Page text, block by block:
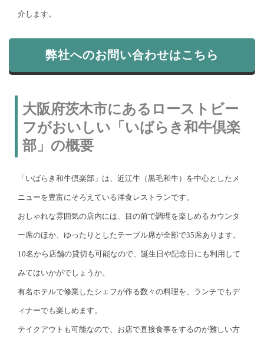
介します。
弊社へのお問い合わせはこちら
大阪府茨木市にあるローストビー
フがおいしい「いばらき和牛倶楽
部」の概要
「いばらき和牛倶楽部」は、近江牛（黒毛和牛）を中心としたメ
ニューを豊富にそろえている洋食レストランです。
おしゃれな雰囲気の店内には、目の前で調理を楽しめるカウンタ
ー席のほか、ゆったりとしたテーブル席が全部で35席あります。
10名から店舗の貸切も可能なので、誕生日や記念日にも利用して
みてはいかがでしょうか。
有名ホテルで修業したシェフが作る数々の料理を、ランチでもデ
ィナーでも楽しめます。
テイクアウトも可能なので、お店で直接食事をするのが難しい方